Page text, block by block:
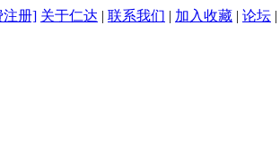
注册] 关于仁达 | 联系我们 | 加入收藏 | 论坛 |